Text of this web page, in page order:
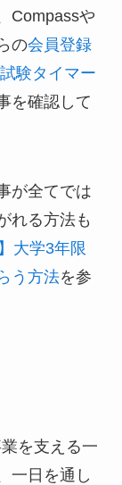
Compassや
の会員登録
験タイマー
を確認して
が全てでは
れる方法も
大学3年限
う方法を参
を支える一
一日を通し